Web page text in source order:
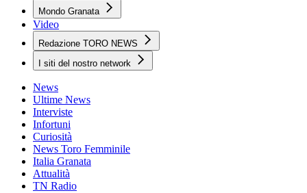
Mondo Granata
Video
Redazione TORO NEWS
I siti del nostro network
News
Ultime News
Interviste
Infortuni
Curiosità
News Toro Femminile
Italia Granata
Attualità
TN Radio